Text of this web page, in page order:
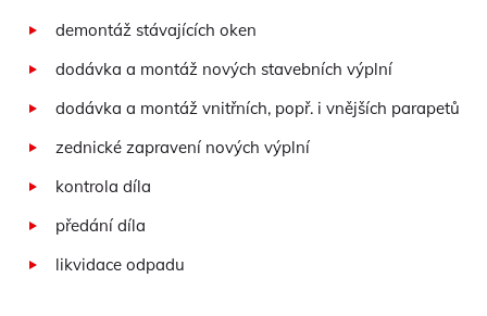
demontáž stávajících oken
dodávka a montáž nových stavebních výplní
dodávka a montáž vnitřních, popř. i vnějších parapetů
zednické zapravení nových výplní
kontrola díla
předání díla
likvidace odpadu